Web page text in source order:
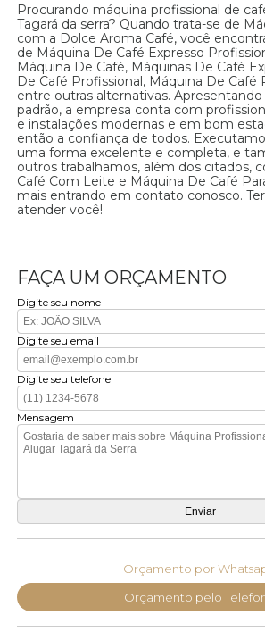
Procurando máquina profissional de
Tagará da serra? Quando trata-se de
com a Dolce Aroma Café, você
de Máquina De Café Expresso
Máquina De Café, Máquinas De Café
De Café Profissional, Máquina De Café
entre outras alternativas.
padrão, a empresa conta com
e instalações modernas e em bom
então a confiança de todos.
uma forma excelente e completa, e
outros trabalhamos, além dos citados,
Café Com Leite e Máquina De Café
mais entrando em contato conosco.
atender você!
FAÇA UM ORÇAMENTO
Digite seu nome
Digite seu email
Digite seu telefone
Mensagem
Orçamento por
Orçamento pelo